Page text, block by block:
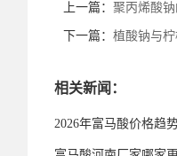
上一篇： 聚丙烯酸
下一篇： 植酸钠与
相关新闻：
2026年富马酸价格趋